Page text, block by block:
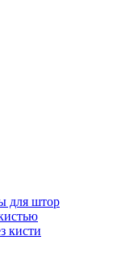
для штор
кисти